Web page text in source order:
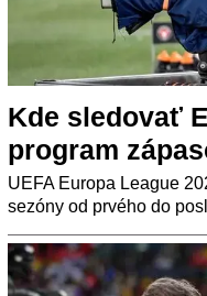
Kde sledovať
program
UEFA Europa League
sezóny od prvého do